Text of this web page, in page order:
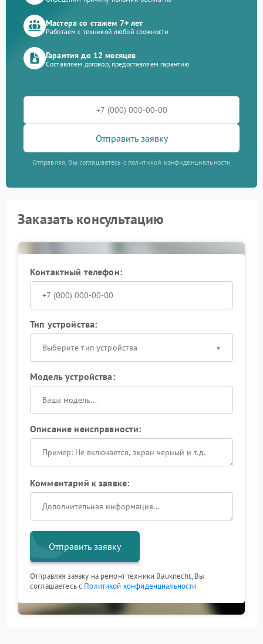
Мастера со стажем 7+ лет
Работаем с техникой любой сложности
Гарантия до 12 месяцев
Составляем договор, предоставляем гарантию
Отправить заявку
Отправляя, Вы соглашаетесь с политикой конфиденциальности
Заказать консультацию
Контактный телефон:
Тип устройства:
Выберите тип устройства
Модель устройства:
Описание неисправности:
Комментарий к заявке:
Отправить заявку
Отправляя заявку на ремонт техники Bauknecht, Вы
соглашаетесь с Политикой конфиденциальности